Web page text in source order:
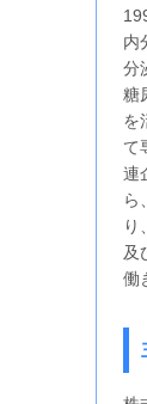
内
分
糖
を
て
連
ら
り
及
働